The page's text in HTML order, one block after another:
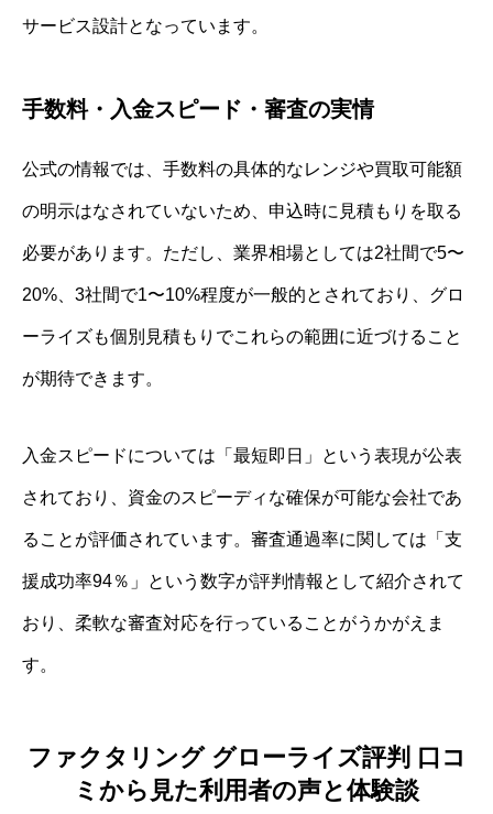
サービス設計となっています。
手数料・入金スピード・審査の実情
公式の情報では、手数料の具体的なレンジや買取可能額
の明示はなされていないため、申込時に見積もりを取る
必要があります。ただし、業界相場としては2社間で5〜
20%、3社間で1〜10%程度が一般的とされており、グロ
ーライズも個別見積もりでこれらの範囲に近づけること
が期待できます。
入金スピードについては「最短即日」という表現が公表
されており、資金のスピーディな確保が可能な会社であ
ることが評価されています。審査通過率に関しては「支
援成功率94％」という数字が評判情報として紹介されて
おり、柔軟な審査対応を行っていることがうかがえま
す。
ファクタリング グローライズ評判 口コ
ミから見た利用者の声と体験談